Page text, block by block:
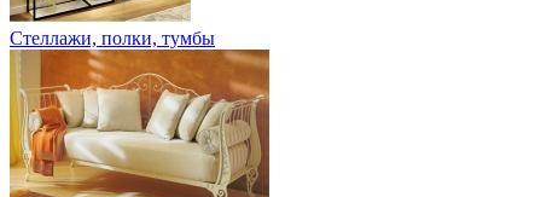
Стеллажи, полки, тумбы